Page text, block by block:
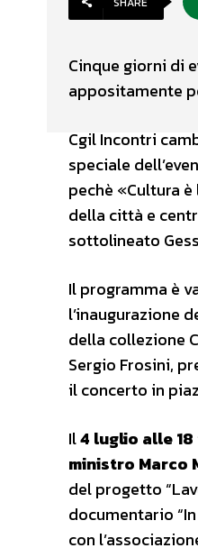
Cinque giorni di
appositamente
Cgil Incontri
speciale
pechè «Cultura
della città e
sottolineato
Il programma è
l’inaugurazione
della collezione
Sergio Frosini,
il concerto in
Il4 luglio alle 18
ministro Marco
del progetto
documentario
con